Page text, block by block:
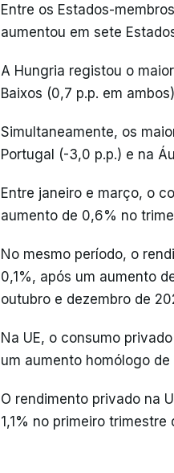
Entre os Estados-
aumentou em sete
A Hungria registou o
Baixos (0,7 p.p. em
Simultaneamente, os
Portugal (-3,0 p.p.) e na
Entre janeiro e março, o
aumento de 0,6% no
No mesmo período, o
0,1%, após um aumento
outubro e dezembro de
Na UE, o consumo
um aumento homólogo
O rendimento privado na
1,1% no primeiro